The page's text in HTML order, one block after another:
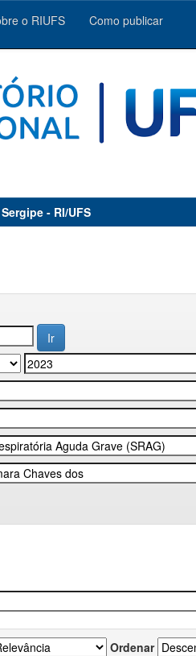
o RIUFS Como publicar
- RI/UFS
Ordenar